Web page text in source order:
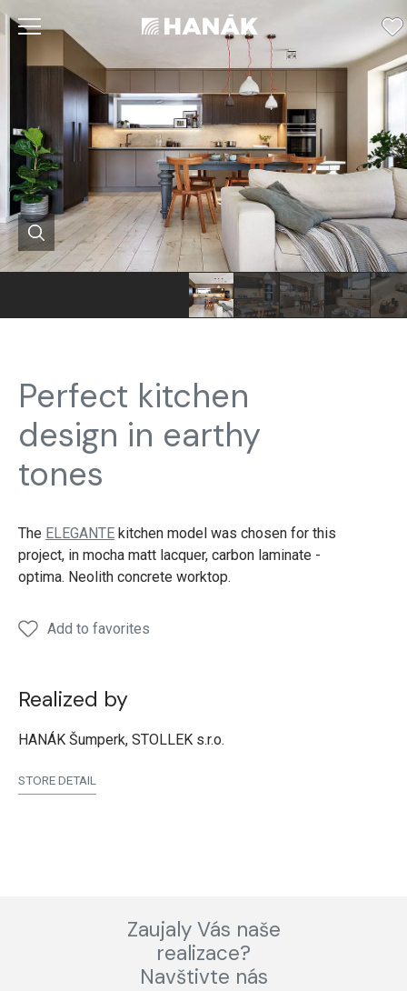
Perfect kitchen
design in earthy
tones
The ELEGANTE kitchen model was chosen for this
project, in mocha matt lacquer, carbon laminate -
optima. Neolith concrete worktop.
Add to favorites
Realized by
HANÁK Šumperk, STOLLEK s.r.o.
STORE DETAIL
Zaujaly Vás naše
realizace?
Navštivte nás